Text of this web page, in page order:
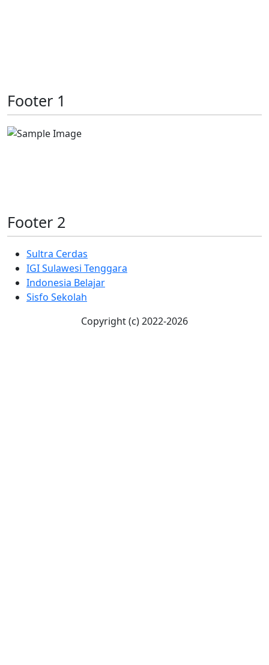
Footer 1
Footer 2
Sultra Cerdas
IGI Sulawesi Tenggara
Indonesia Belajar
Sisfo Sekolah
Copyright (c) 2022-2026